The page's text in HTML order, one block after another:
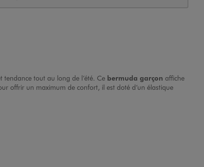
tout au long de l’été. Ce bermuda garçon affiche
offrir un maximum de confort, il est doté d’un élastique